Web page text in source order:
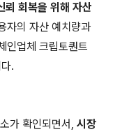
뢰 회복을 위해 자산
자의 자산 예치량과
인업체 크립토퀀트
.
가 확인되면서, 시장